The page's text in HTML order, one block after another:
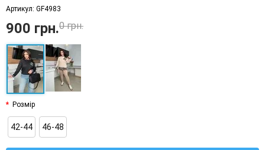
Артикул: GF4983
900 грн.0 грн.
Розмір
42-44 46-48